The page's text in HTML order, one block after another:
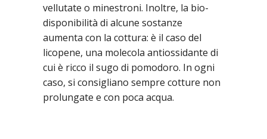
vellutate o minestroni. Inoltre, la bio-
disponibilità di alcune sostanze
aumenta con la cottura: è il caso del
licopene, una molecola antiossidante di
cui è ricco il sugo di pomodoro. In ogni
caso, si consigliano sempre cotture non
prolungate e con poca acqua.